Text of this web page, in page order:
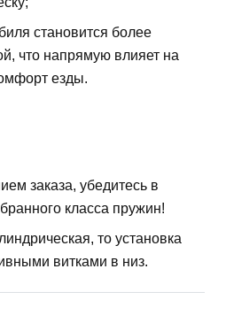
становится более
что напрямую влияет на
езды.
заказа, убедитесь в
класса пружин!
то установка
витками в низ.